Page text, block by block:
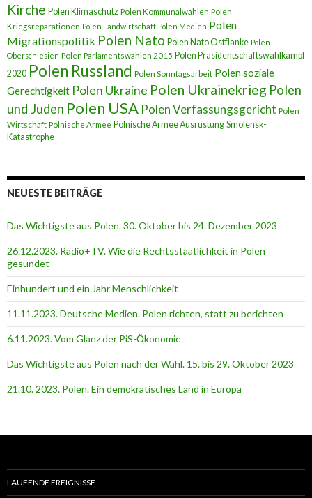
Kirche Polen Klimaschutz Polen Kommunalwahlen Polen
Kriegsreparationen Polen Landwirtschaft Polen Medien Polen
Migrationspolitik Polen Nato Polen Nato Ostflanke Polen
Oberschlesien Polen Parlamentswahlen 2015 Polen Präsidentschaftswahlkampf
2020 Polen Russland Polen Sonntagsarbeit Polen soziale
Gerechtigkeit Polen Ukraine Polen Ukrainekrieg Polen
und Juden Polen USA Polen Verfassungsgericht Polen
Wirtschaft Polnische Armee Polnische Armee Ausrüstung Smolensk-
Katastrophe
NEUESTE BEITRÄGE
Das Wichtigste aus Polen. 30. Oktober bis 24. Dezember 2023
26.12.2023. Radio+TV. Wie die Rechtsstaatlichkeit in Polen
gesundet
Einhundert und ein Jahr Menschlichkeit
11.11.2023. Deutsche Medien. Polen richten, statt zu berichten
6.11.2023. Vom Glanz der PiS-Ӧkonomie
Das Wichtigste aus Polen nach der Wahl. 15. bis 29. Oktober 2023
21.10. 2023. Polen. Ein demokratisches Land in Europa
LAUFENDE EREIGNISSE